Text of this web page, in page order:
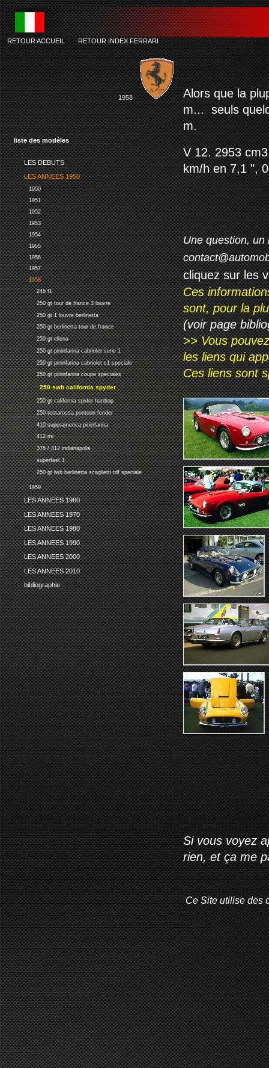
liste des modèles
LES DEBUTS
LES ANNEES 1950
1950
1951
1952
1953
1954
1955
1956
1957
1958
246 f1
250 gt tour de france 3 louvre
250 gt 1 louvre berlinetta
250 gt berlinetta tour de france
250 gt ellena
250 gt pininfarina cabriolet serie 1
250 gt pininfarina cabriolet s1 speciale
250 gt pininfarina coupe speciales
250 swb california spyder
250 gt california spider hardtop
250 testarossa pontoon fender
410 superamerica pininfarina
412 mi
375 / 412 indianapolis
superfast 1
250 gt lwb berlinetta scaglietti tdf speciale
1959
LES ANNEES 1960
LES ANNEES 1970
LES ANNEES 1980
LES ANNEES 1990
LES ANNEES 2000
LES ANNEES 2010
bibliographie
RETOUR ACCUEIL-RETOUR INDEX FERRARI
1958
Alors que la
m... seuls
m.
V 12. 2953
km/h en 7,1 ",
Une question, un
cliquez sur les
Ces
sont, pour la
(voir page
>> Vous
les liens qui
Ces liens sont
Si vous voyez
rien, et ça me
Ce Site utilise des